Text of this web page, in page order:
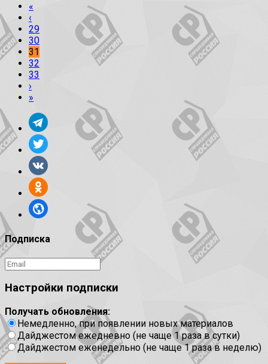
«
‹
29
30
31
32
33
›
»
Подписка
Настройки подписки
Получать обновления:
Немедленно, при появлении новых материалов
Дайджестом ежедневно (не чаще 1 раза в сутки)
Дайджестом еженедельно (не чаще 1 раза в неделю)